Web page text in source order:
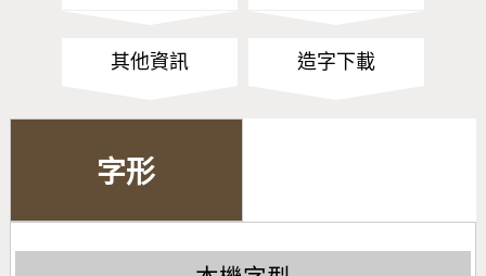
其他資訊 造字下載
字形